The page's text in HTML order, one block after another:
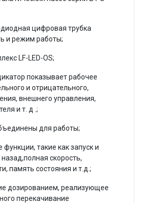
цифровая трубка
и режим работы;
LF-LED-OS;
показывает рабочее
и отрицательного,
внешнего управления,
и т. д .;
для работы;
такие как запуск и
полная скорость,
память состояния и т.д.;
дозированием, реализующее
перекачивание